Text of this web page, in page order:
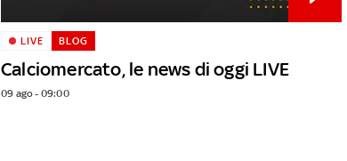
Calciomercato, le news di oggi LIVE
LIVE BLOG
09 ago - 09:00